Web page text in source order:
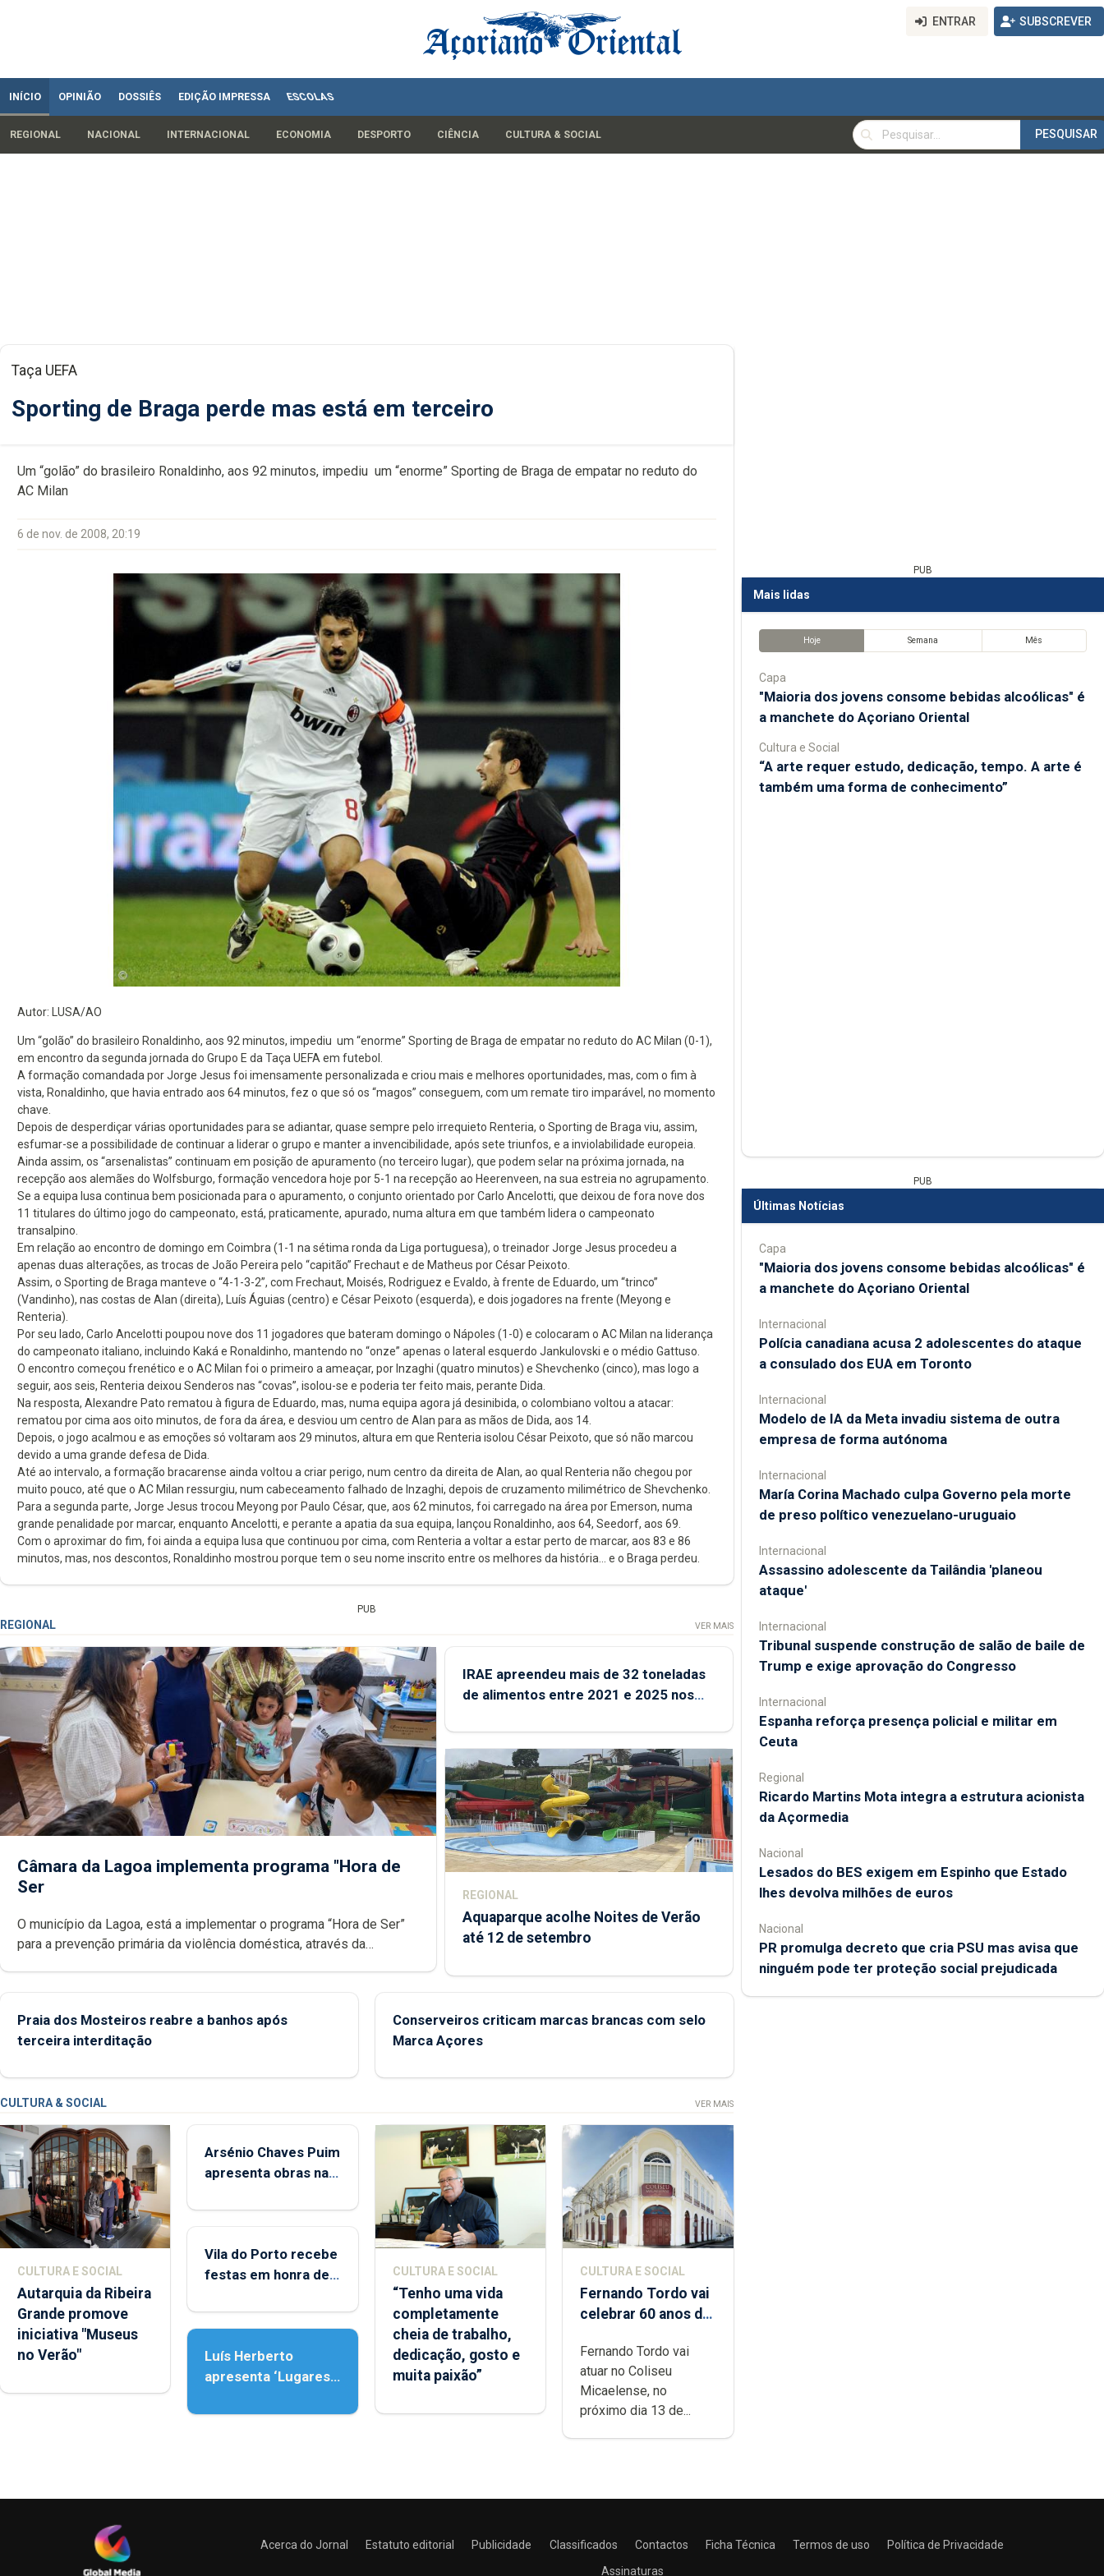
ENTRAR SUBSCREVER
INÍCIO OPINIÃO DOSSIÊS EDIÇÃO IMPRESSA ESCOLAS
REGIONAL NACIONAL INTERNACIONAL ECONOMIA DESPORTO CIÊNCIA CULTURA & SOCIAL
PESQUISAR
PESQUISAR
Taça UEFA
Sporting de Braga perde mas está em terceiro
Um “golão” do brasileiro Ronaldinho, aos 92 minutos, impediu um “enorme” Sporting de Braga de empatar no reduto do
AC Milan
6 de nov. de 2008, 20:19
Autor: LUSA/AO
Um “golão” do brasileiro Ronaldinho, aos 92 minutos, impediu um “enorme” Sporting de Braga de empatar no reduto do AC Milan (0-1),
em encontro da segunda jornada do Grupo E da Taça UEFA em futebol.
A formação comandada por Jorge Jesus foi imensamente personalizada e criou mais e melhores oportunidades, mas, com o fim à
vista, Ronaldinho, que havia entrado aos 64 minutos, fez o que só os “magos” conseguem, com um remate tiro imparável, no momento
chave.
Depois de desperdiçar várias oportunidades para se adiantar, quase sempre pelo irrequieto Renteria, o Sporting de Braga viu, assim,
esfumar-se a possibilidade de continuar a liderar o grupo e manter a invencibilidade, após sete triunfos, e a inviolabilidade europeia.
Ainda assim, os “arsenalistas” continuam em posição de apuramento (no terceiro lugar), que podem selar na próxima jornada, na
recepção aos alemães do Wolfsburgo, formação vencedora hoje por 5-1 na recepção ao Heerenveen, na sua estreia no agrupamento.
Se a equipa lusa continua bem posicionada para o apuramento, o conjunto orientado por Carlo Ancelotti, que deixou de fora nove dos
11 titulares do último jogo do campeonato, está, praticamente, apurado, numa altura em que também lidera o campeonato
transalpino.
Em relação ao encontro de domingo em Coimbra (1-1 na sétima ronda da Liga portuguesa), o treinador Jorge Jesus procedeu a
apenas duas alterações, as trocas de João Pereira pelo “capitão” Frechaut e de Matheus por César Peixoto.
Assim, o Sporting de Braga manteve o “4-1-3-2”, com Frechaut, Moisés, Rodriguez e Evaldo, à frente de Eduardo, um “trinco”
(Vandinho), nas costas de Alan (direita), Luís Águias (centro) e César Peixoto (esquerda), e dois jogadores na frente (Meyong e
Renteria).
Por seu lado, Carlo Ancelotti poupou nove dos 11 jogadores que bateram domingo o Nápoles (1-0) e colocaram o AC Milan na liderança
do campeonato italiano, incluindo Kaká e Ronaldinho, mantendo no “onze” apenas o lateral esquerdo Jankulovski e o médio Gattuso.
O encontro começou frenético e o AC Milan foi o primeiro a ameaçar, por Inzaghi (quatro minutos) e Shevchenko (cinco), mas logo a
seguir, aos seis, Renteria deixou Senderos nas “covas”, isolou-se e poderia ter feito mais, perante Dida.
Na resposta, Alexandre Pato rematou à figura de Eduardo, mas, numa equipa agora já desinibida, o colombiano voltou a atacar:
rematou por cima aos oito minutos, de fora da área, e desviou um centro de Alan para as mãos de Dida, aos 14.
Depois, o jogo acalmou e as emoções só voltaram aos 29 minutos, altura em que Renteria isolou César Peixoto, que só não marcou
devido a uma grande defesa de Dida.
Até ao intervalo, a formação bracarense ainda voltou a criar perigo, num centro da direita de Alan, ao qual Renteria não chegou por
muito pouco, até que o AC Milan ressurgiu, num cabeceamento falhado de Inzaghi, depois de cruzamento milimétrico de Shevchenko.
Para a segunda parte, Jorge Jesus trocou Meyong por Paulo César, que, aos 62 minutos, foi carregado na área por Emerson, numa
grande penalidade por marcar, enquanto Ancelotti, e perante a apatia da sua equipa, lançou Ronaldinho, aos 64, Seedorf, aos 69.
Com o aproximar do fim, foi ainda a equipa lusa que continuou por cima, com Renteria a voltar a estar perto de marcar, aos 83 e 86
minutos, mas, nos descontos, Ronaldinho mostrou porque tem o seu nome inscrito entre os melhores da história... e o Braga perdeu.
PUB
REGIONAL VER MAIS
Câmara da Lagoa implementa programa "Hora de
Ser
O município da Lagoa, está a implementar o programa “Hora de Ser”
para a prevenção primária da violência doméstica, através da
IRAE apreendeu mais de 32 toneladas
de alimentos entre 2021 e 2025 nos
REGIONAL
Aquaparque acolhe Noites de Verão
até 12 de setembro
Praia dos Mosteiros reabre a banhos após
terceira interditação
Conserveiros criticam marcas brancas com selo
Marca Açores
CULTURA & SOCIAL VER MAIS
CULTURA E SOCIAL
Autarquia da Ribeira
Grande promove
iniciativa "Museus
no Verão"
Arsénio Chaves Puim
apresenta obras na
Porto
Vila do Porto recebe
festas em honra de
Assunção
Luís Herberto
apresenta ‘Lugares
CULTURA E SOCIAL
“Tenho uma vida
completamente
cheia de trabalho,
dedicação, gosto e
muita paixão”
CULTURA E SOCIAL
Fernando Tordo vai
celebrar 60 anos de
Micaelense
Fernando Tordo vai
atuar no Coliseu
Micaelense, no
próximo dia 13 de...
PUB
Mais lidas
Hoje Semana Mês
Capa
"Maioria dos jovens consome bebidas alcoólicas" é
a manchete do Açoriano Oriental
Cultura e Social
“A arte requer estudo, dedicação, tempo. A arte é
também uma forma de conhecimento”
PUB
Últimas Notícias
Capa
"Maioria dos jovens consome bebidas alcoólicas" é
a manchete do Açoriano Oriental
Internacional
Polícia canadiana acusa 2 adolescentes do ataque
a consulado dos EUA em Toronto
Internacional
Modelo de IA da Meta invadiu sistema de outra
empresa de forma autónoma
Internacional
María Corina Machado culpa Governo pela morte
de preso político venezuelano-uruguaio
Internacional
Assassino adolescente da Tailândia 'planeou
ataque'
Internacional
Tribunal suspende construção de salão de baile de
Trump e exige aprovação do Congresso
Internacional
Espanha reforça presença policial e militar em
Ceuta
Regional
Ricardo Martins Mota integra a estrutura acionista
da Açormedia
Nacional
Lesados do BES exigem em Espinho que Estado
lhes devolva milhões de euros
Nacional
PR promulga decreto que cria PSU mas avisa que
ninguém pode ter proteção social prejudicada
Acerca do Jornal Estatuto editorial Publicidade Classificados Contactos Ficha Técnica Termos de uso
Política de Privacidade
Assinaturas